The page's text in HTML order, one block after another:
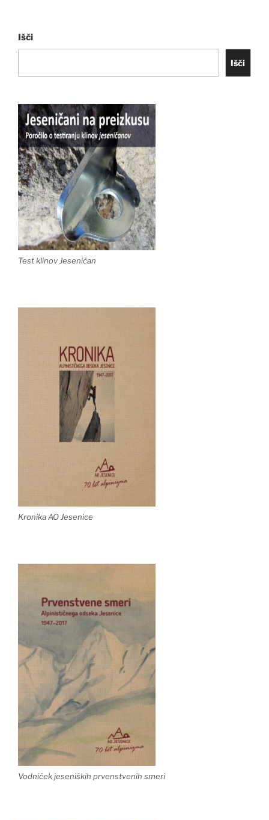
Išči
Išči
Test klinov Jeseničan
Kronika AO Jesenice
Vodniček jeseniških prvenstvenih smeri